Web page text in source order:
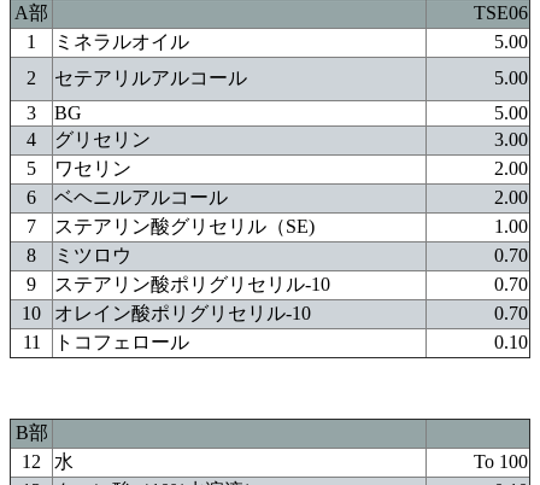
A部
TSE06
1
ミネラルオイル
5.00
2
セテアリルアルコール
5.00
3
BG
5.00
4
グリセリン
3.00
5
ワセリン
2.00
6
ベヘニルアルコール
2.00
7
ステアリン酸グリセリル（SE)
1.00
8
ミツロウ
0.70
9
ステアリン酸ポリグリセリル-10
0.70
10
オレイン酸ポリグリセリル-10
0.70
11
トコフェロール 0.10
B部
12
水
To 100